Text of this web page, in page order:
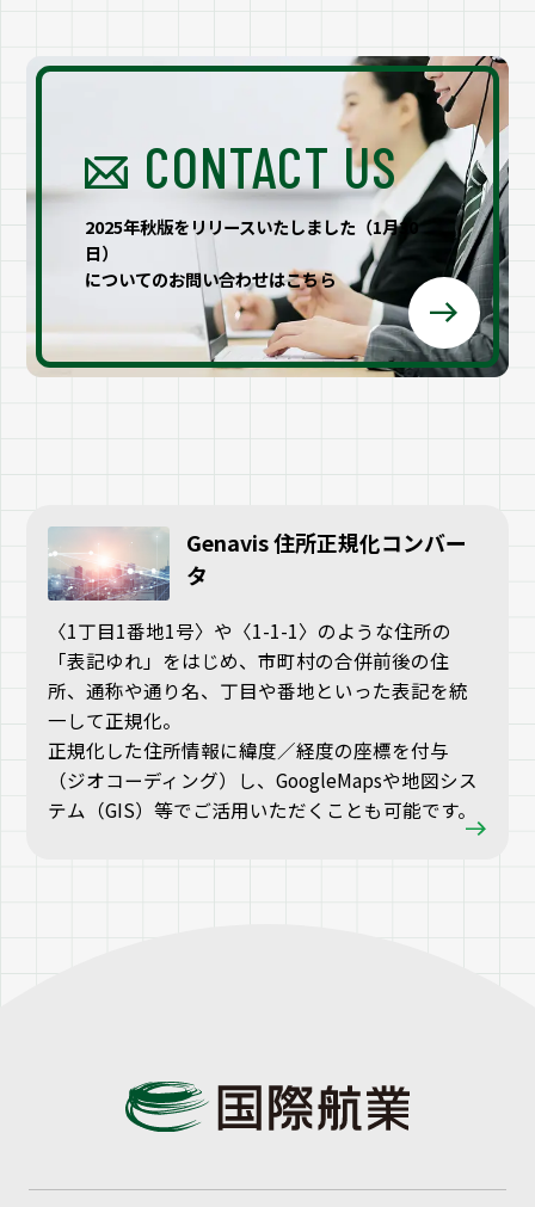
CONTACT US
2025年秋版をリリースいたしました（1月30
日）
についてのお問い合わせはこちら
Genavis 住所正規化コンバー
タ
〈1丁目1番地1号〉や〈1-1-1〉のような住所の
「表記ゆれ」をはじめ、市町村の合併前後の住
所、通称や通り名、丁目や番地といった表記を統
一して正規化。
正規化した住所情報に緯度／経度の座標を付与
（ジオコーディング）し、GoogleMapsや地図シス
テム（GIS）等でご活用いただくことも可能です。